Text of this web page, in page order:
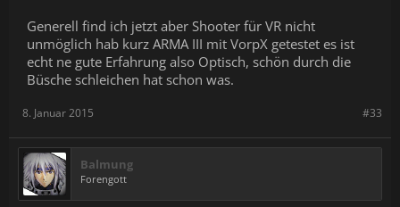
Generell find ich jetzt aber Shooter für VR nicht
unmöglich hab kurz ARMA III mit VorpX getestet es ist
echt ne gute Erfahrung also Optisch, schön durch die
Büsche schleichen hat schon was.
#33
8. Januar 2015
Balmung
Forengott